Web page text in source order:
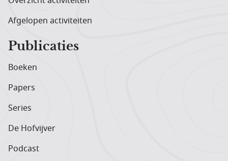
Afgelopen activiteiten
Publicaties
Boeken
Papers
Series
De Hofvijver
Podcast